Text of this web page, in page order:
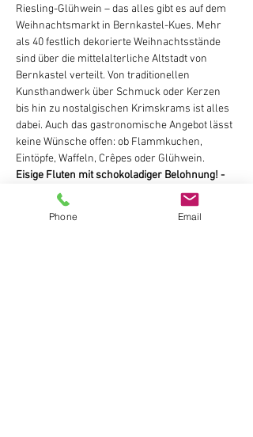
Riesling-Glühwein – das alles gibt es auf dem
Weihnachtsmarkt in Bernkastel-Kues. Mehr
als 40 festlich dekorierte Weihnachtsstände
sind über die mittelalterliche Altstadt von
Bernkastel verteilt. Von traditionellen
Kunsthandwerk über Schmuck oder Kerzen
bis hin zu nostalgischen Krimskrams ist alles
dabei. Auch das gastronomische Angebot lässt
keine Wünsche offen: ob Flammkuchen,
Eintöpfe, Waffeln, Crêpes oder Glühwein.
Eisige Fluten mit schokoladiger Belohnung! -
Fackelschwimmen am 7. Dezember!
Das Fackelschwimmen durch die eisige Mosel
ist seit Jahren ein Highlight. Über 100
Phone Email